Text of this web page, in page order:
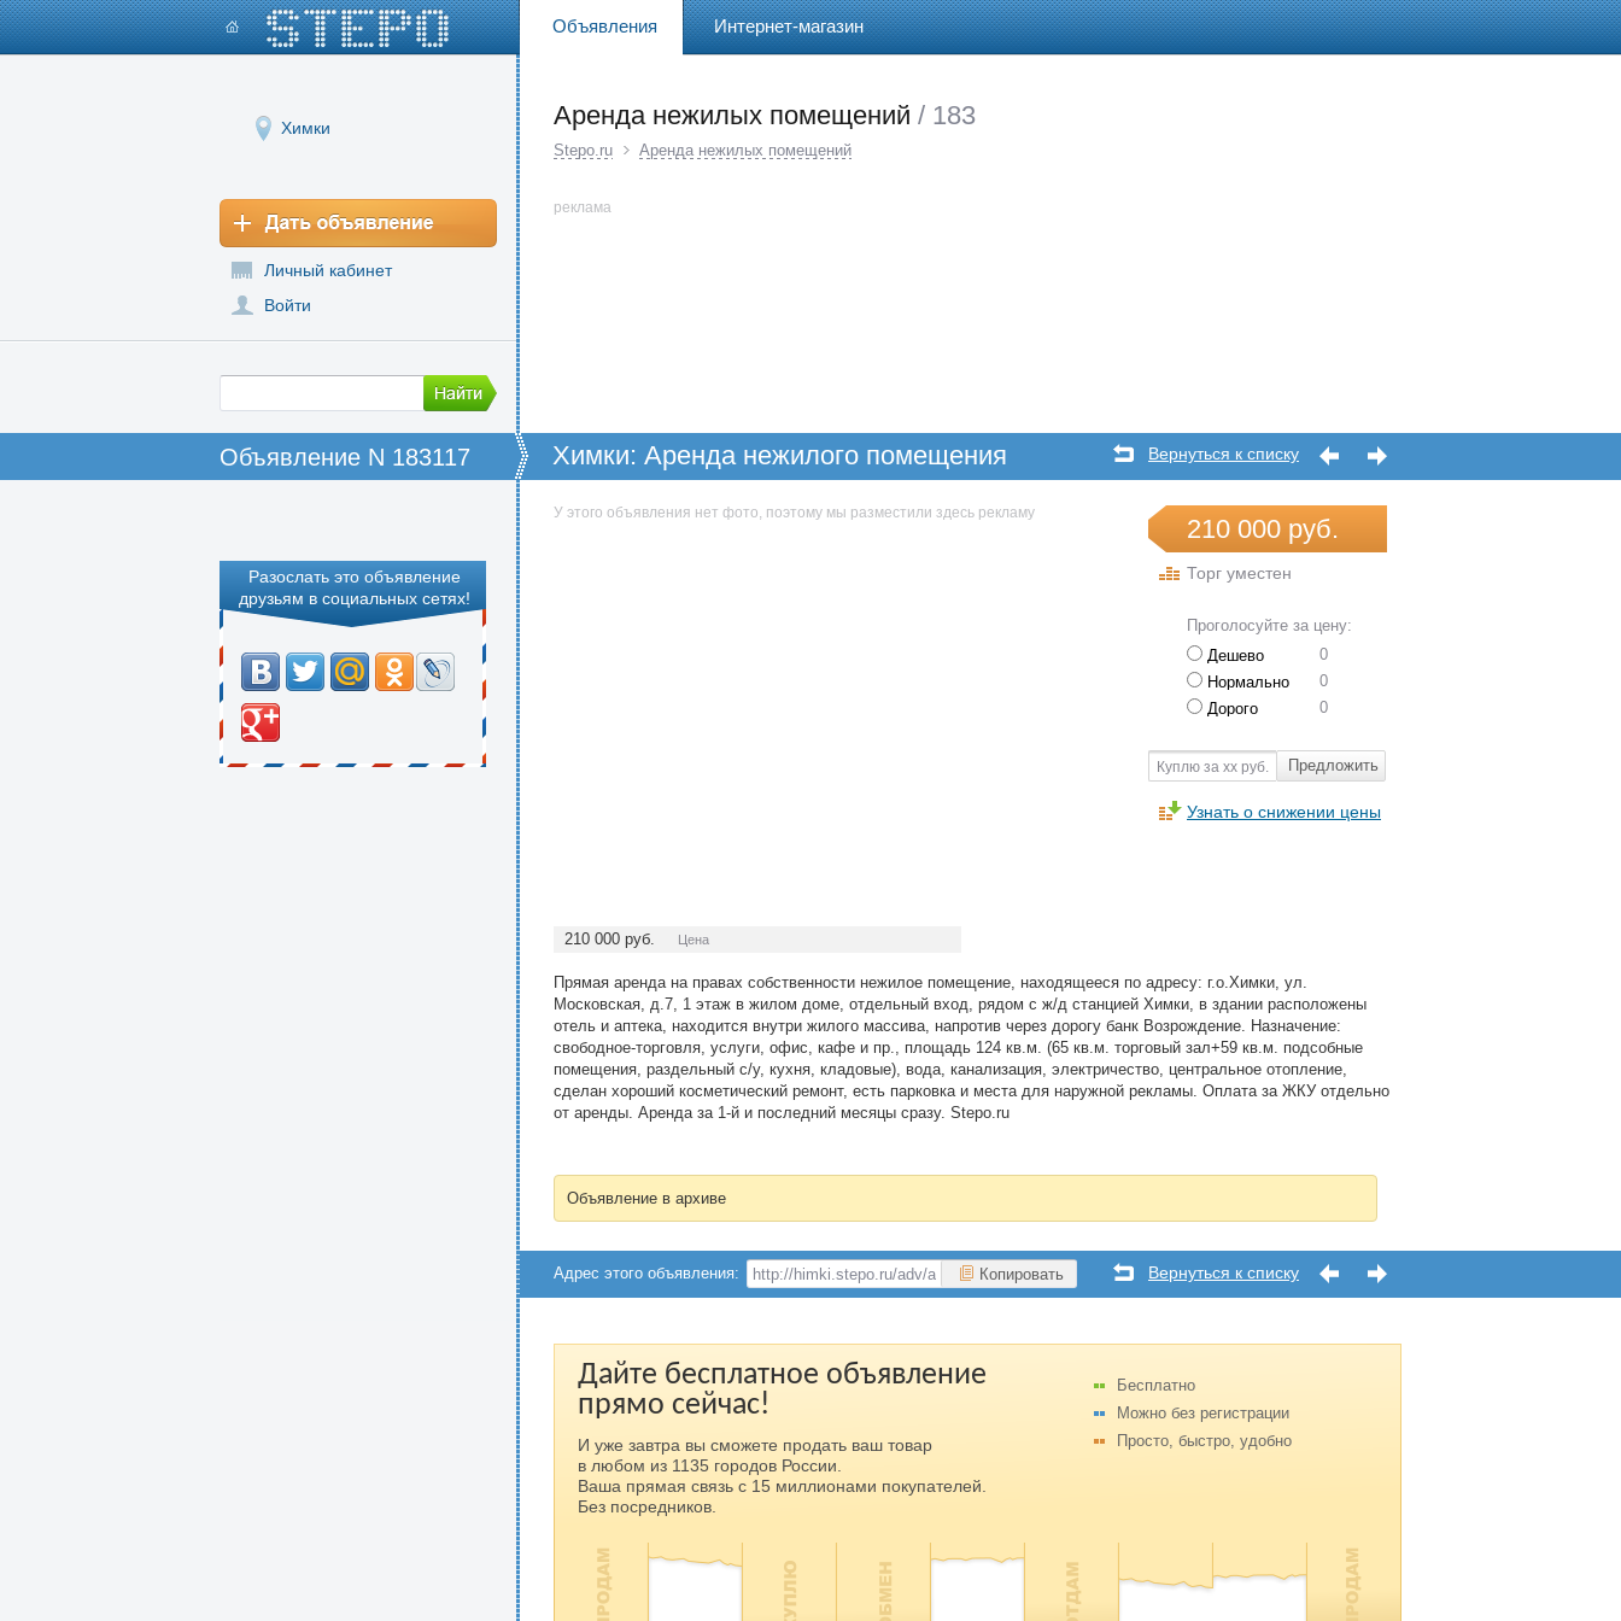
Объявления Интернет-магазин
Химки
Личный кабинет
Войти
Аренда нежилых помещений / 183
Stepo.ru Аренда нежилых помещений
реклама
Объявление N 183117
Химки: Аренда нежилого помещения
свободное назначение
Вернуться к списку
Разослать это объявление
друзьям в социальных сетях!
210 000 руб.
Торг уместен
Проголосуйте за цену:
0
Дешево
0
Нормально
0
Дорого
Предложить
Куплю за хх руб.
Узнать о снижении цены
У этого объявления нет фото, поэтому мы разместили здесь рекламу
210 000 руб. Цена
Прямая аренда на правах собственности нежилое помещение, находящееся по адресу: г.о.Химки, ул.
Московская, д.7, 1 этаж в жилом доме, отдельный вход, рядом с ж/д станцией Химки, в здании расположены
отель и аптека, находится внутри жилого массива, напротив через дорогу банк Возрождение. Назначение:
свободное-торговля, услуги, офис, кафе и пр., площадь 124 кв.м. (65 кв.м. торговый зал+59 кв.м. подсобные
помещения, раздельный с/у, кухня, кладовые), вода, канализация, электричество, центральное отопление,
сделан хороший косметический ремонт, есть парковка и места для наружной рекламы. Оплата за ЖКУ отдельно
от аренды. Аренда за 1-й и последний месяцы сразу. Stepo.ru
Объявление в архиве
Адрес этого объявления: Копировать Вернуться к списку
Бесплатно
Можно без регистрации
Просто, быстро, удобно
Дайте бесплатное объявление
прямо сейчас!
И уже завтра вы сможете продать ваш товар
в любом из 1135 городов России.
Ваша прямая связь с 15 миллионами покупателей.
Без посредников.